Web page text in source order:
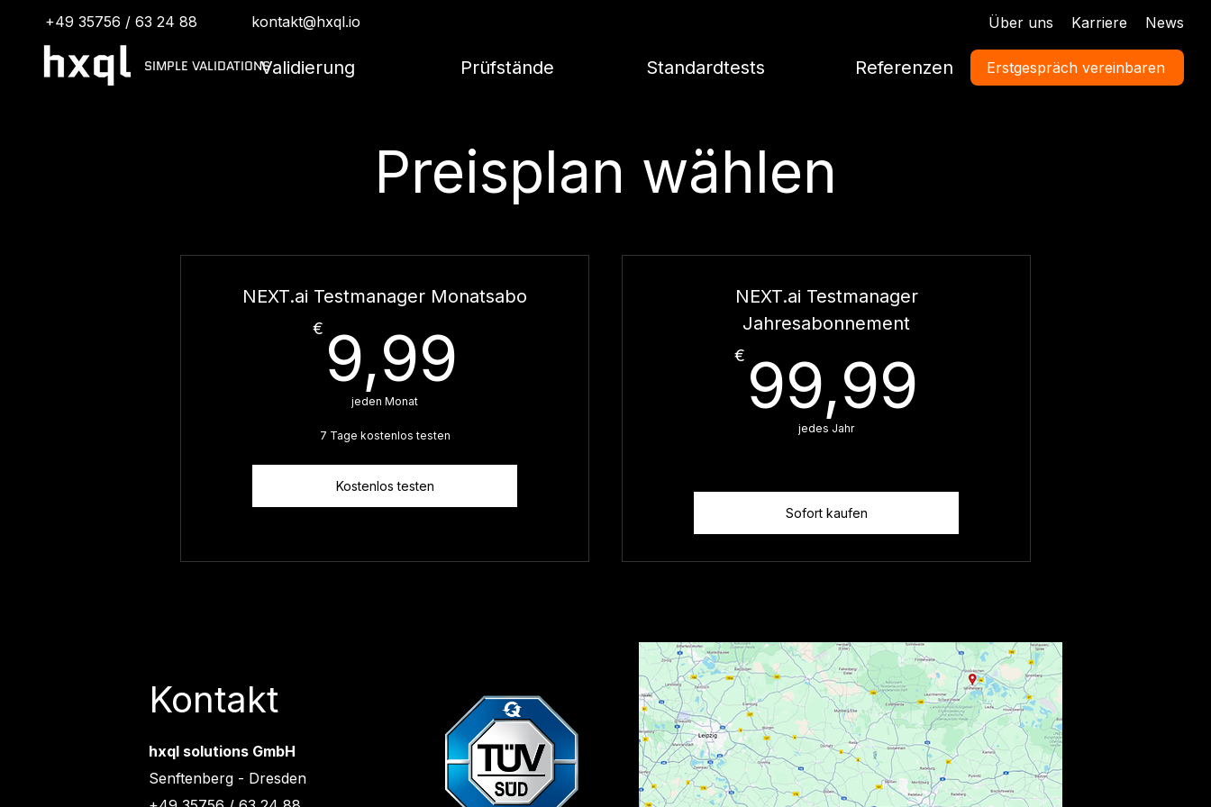
+49 35756 / 63 24 88 kontakt@hxql.io
SIMPLE VALIDATIONSValidierung Prüfstände Standardtests Referenzen Erstgespräch vereinbaren
Über uns Karriere News
Preisplan wählen
NEXT.ai Testmanager Monatsabo
€ 9,99
jeden Monat
7 Tage kostenlos testen
Kostenlos testen
NEXT.ai Testmanager
Jahresabonnement
€ 99,99
jedes Jahr
Sofort kaufen
Kontakt
hxql solutions GmbH
Senftenberg - Dresden